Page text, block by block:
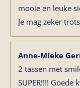
mooie en leuke
Je mag zeker
Anne-Mieke
2 tassen met
SUPER!!!!